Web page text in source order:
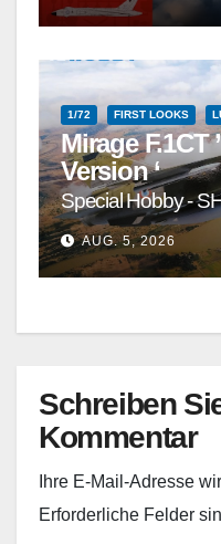
1/72 FIRST LOOKS
Mirage F.1CT
Version ‘
Special Hobby -
AUG. 5, 2026
Schreiben
Kommentar
Ihre E-Mail-Adresse
Erforderliche Felder